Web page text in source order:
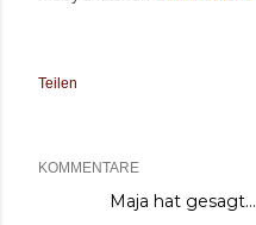
Teilen
KOMMENTARE
Maja hat gesagt…